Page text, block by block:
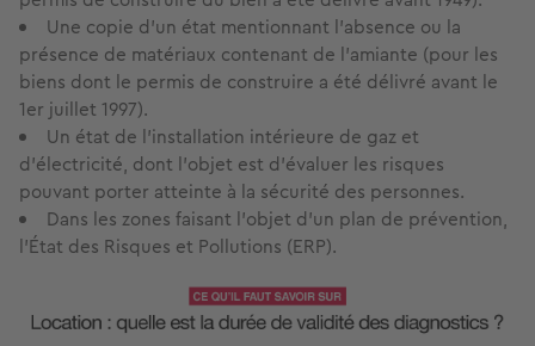
Une copie d’un état mentionnant l’absence ou la
présence de matériaux contenant de l’amiante (pour les
biens dont le permis de construire a été délivré avant le
1er juillet 1997).
Un état de l’installation intérieure de gaz et
d’électricité, dont l’objet est d’évaluer les risques
pouvant porter atteinte à la sécurité des personnes.
Dans les zones faisant l’objet d’un plan de prévention,
l’État des Risques et Pollutions (ERP).